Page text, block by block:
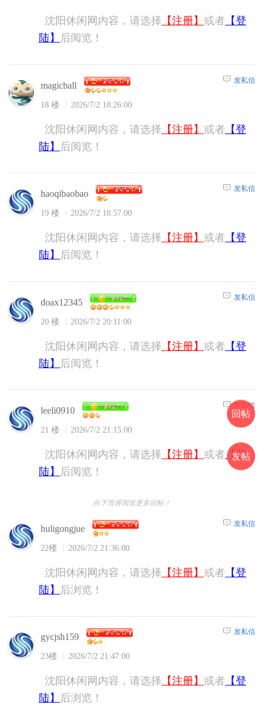
沈阳休闲网内容，请选择 【注册】 或者 【登
陆】
后阅览！
magicball
18 楼 2026/7/2 18:26:00
发私信
沈阳休闲网内容，请选择 【注册】 或者 【登
陆】
后阅览！
haoqibaobao
19 楼 2026/7/2 18:57:00
发私信
沈阳休闲网内容，请选择 【注册】 或者 【登
陆】
后阅览！
doax12345
20 楼 2026/7/2 20:11:00
发私信
沈阳休闲网内容，请选择 【注册】 或者 【登
陆】
后阅览！
leeli0910
21 楼 2026/7/2 21:15:00
发私信
沈阳休闲网内容，请选择 【注册】 或者 【登
陆】
后阅览！
向下滑屏阅览更多回帖！
huligongjue
22楼 2026/7/2 21:36:00
发私信
沈阳休闲网内容，请选择 【注册】 或者 【登
陆】
后浏览！
gycjsh159
23楼 2026/7/2 21:47:00
发私信
沈阳休闲网内容，请选择 【注册】 或者 【登
陆】
后浏览！
回帖
发帖